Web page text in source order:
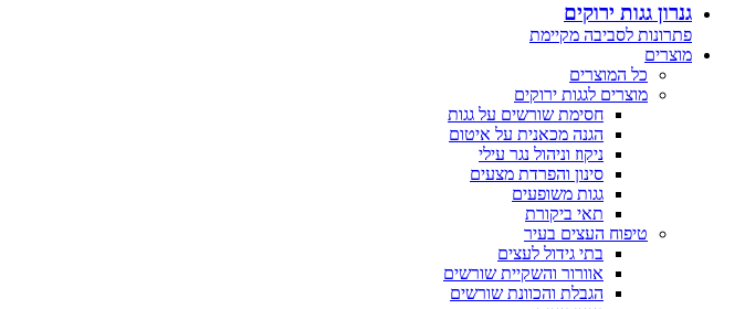
גנרון גגות ירוקים
פתרונות לסביבה מקיימת
מוצרים
כל המוצרים
מוצרים לגגות ירוקים
חסימת שורשים על גגות
הגנה מכאנית על איטום
ניקוז וניהול נגר עילי
סינון והפרדת מצעים
גגות משופעים
תאי ביקורת
טיפוח העצים בעיר
בתי גידול לעצים
אוורור והשקיית שורשים
הגבלת והכוונת שורשים